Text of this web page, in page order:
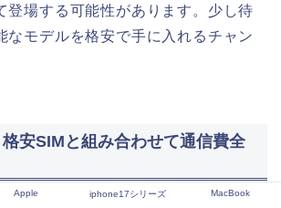
登場する可能性があります。少し待
なモデルを格安で手に入れるチャン
安SIMと組み合わせて通信費全
Apple iphone17シリーズ MacBook